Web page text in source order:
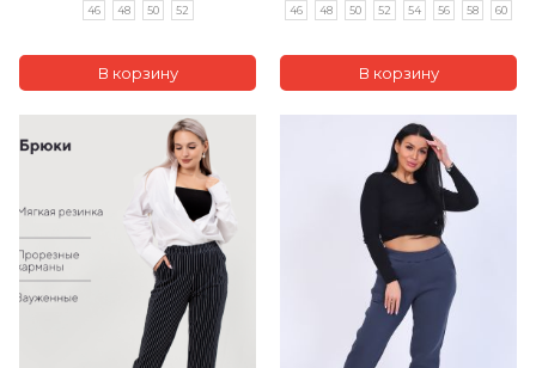
46 48 50 52 46 48 50 52 54 56 58 60